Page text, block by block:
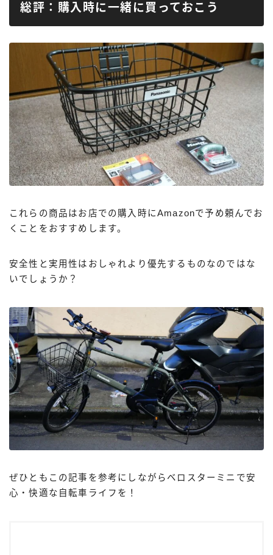
総評：購入時に一緒に買っておこう
これらの商品はお店での購入時にAmazonで予め頼んでお
くことをおすすめします。
安全性と実用性はおしゃれより優先するものなのではな
いでしょうか？
ぜひともこの記事を参考にしながらベロスターミニで安
心・快適な自転車ライフを！